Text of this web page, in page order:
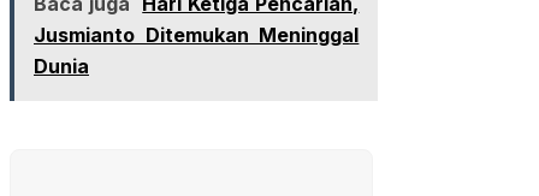
Jusmianto Ditemukan Meninggal
Dunia